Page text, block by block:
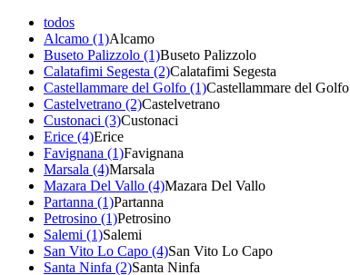
todos
Alcamo (1)Alcamo
Buseto Palizzolo (1)Buseto Palizzolo
Calatafimi Segesta (2)Calatafimi Segesta
Castellammare del Golfo (1)Castellammare del Golfo
Castelvetrano (2)Castelvetrano
Custonaci (3)Custonaci
Erice (4)Erice
Favignana (1)Favignana
Marsala (4)Marsala
Mazara Del Vallo (4)Mazara Del Vallo
Partanna (1)Partanna
Petrosino (1)Petrosino
Salemi (1)Salemi
San Vito Lo Capo (4)San Vito Lo Capo
Santa Ninfa (2)Santa Ninfa